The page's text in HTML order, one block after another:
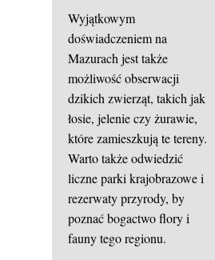
Wyjątkowym
doświadczeniem na
Mazurach jest także
możliwość obserwacji
dzikich zwierząt, takich jak
łosie, jelenie czy żurawie,
które zamieszkują te tereny.
Warto także odwiedzić
liczne parki krajobrazowe i
rezerwaty przyrody, by
poznać bogactwo flory i
fauny tego regionu.